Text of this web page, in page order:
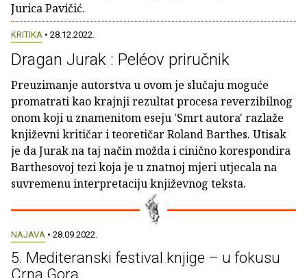
Jurica Pavičić.
KRITIKA • 28.12.2022.
Dragan Jurak : Peléov priručnik
Preuzimanje autorstva u ovom je slučaju moguće
promatrati kao krajnji rezultat procesa reverzibilnog
onom koji u znamenitom eseju 'Smrt autora' razlaže
književni kritičar i teoretičar Roland Barthes. Utisak
je da Jurak na taj način možda i cinično korespondira
Barthesovoj tezi koja je u znatnoj mjeri utjecala na
suvremenu interpretaciju književnog teksta.
NAJAVA • 28.09.2022.
5. Mediteranski festival knjige – u fokusu
Crna Gora